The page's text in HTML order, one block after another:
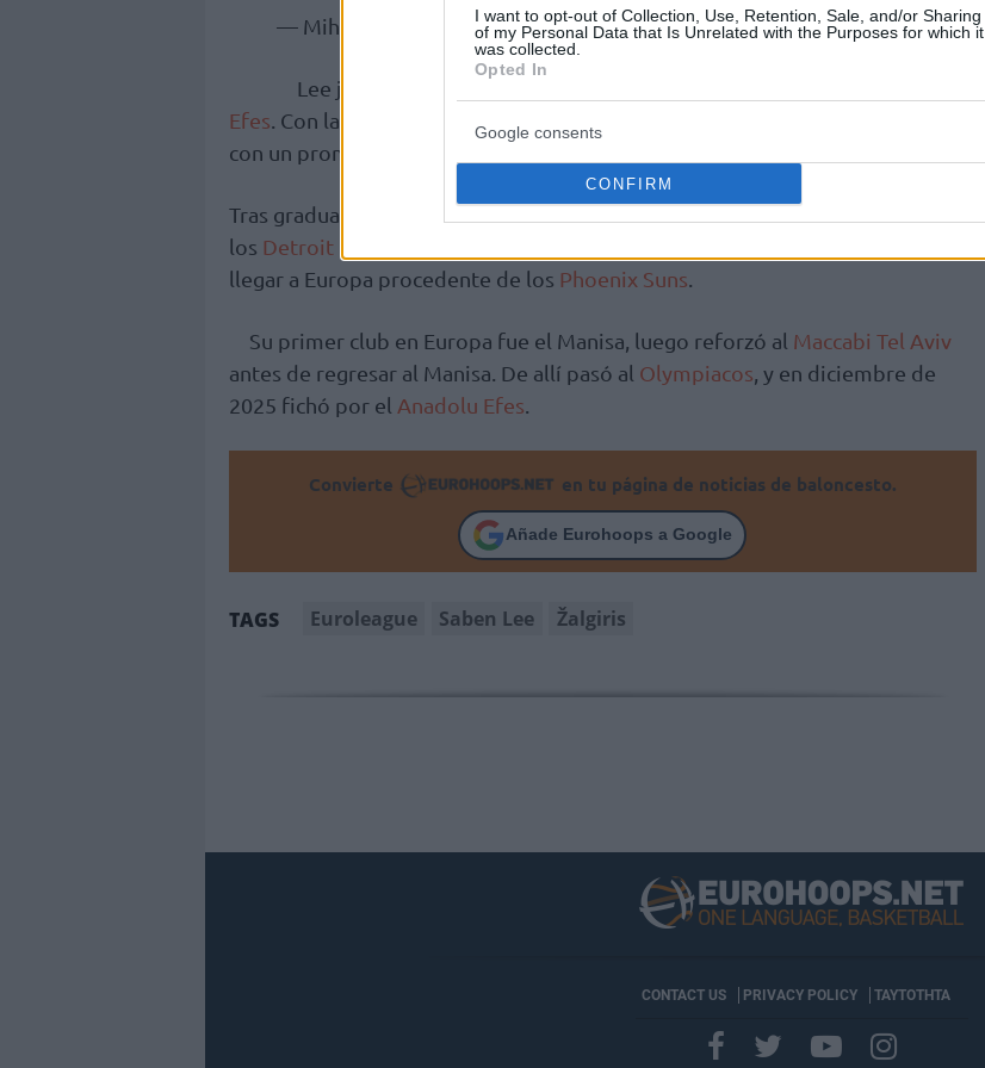
I want to opt-out of Collection, Use, Retention, Sale, and/or Sharing
of my Personal Data that Is Unrelated with the Purposes for which it
was collected.
Opted In
Google consents
CONFIRM
— Mihalis Stefanou 🏀 (@mstef80)June 8, 2026
Lee jugó la temporada pasada en el
Efes . Con la camiseta del equipo turco, disputó 16 partidos de la Euroliga,
con un promedio de 11,2 puntos, 3,1 asistencias y 1,7 rebotes por encuentro.
Tras graduarse en la Universidad de Vanderbilt, Lee jugó dos temporadas con
los Detroit Pistons
llegar a Europa procedente de los Phoenix Suns
Su primer club en Europa fue el Manisa, luego reforzó al Maccabi Tel Aviv
antes de regresar al Manisa. De allí pasó al Olympiacos , y en diciembre de
2025 fichó por el Anadolu Efes
Convierte en tu página de noticias de baloncesto.
Añade Eurohoops a Google
TAGS Euroleague Saben Lee Žalgiris
CONTACT US PRIVACY POLICY ΤΑΥΤΟΤΗΤΑ